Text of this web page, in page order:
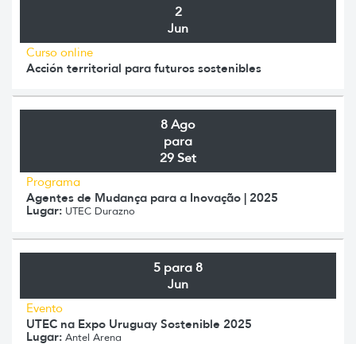
2
Jun
Curso online
Acción territorial para futuros sostenibles
8 Ago
para
29 Set
Programa
Agentes de Mudança para a Inovação | 2025
Lugar: UTEC Durazno
5 para 8
Jun
Evento
UTEC na Expo Uruguay Sostenible 2025
Lugar: Antel Arena